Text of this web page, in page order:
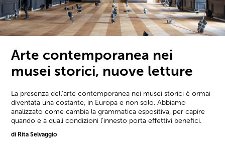
Arte contemporanea nei
musei storici, nuove letture
La presenza dell'arte contemporanea nei musei storici è ormai
diventata una costante, in Europa e non solo. Abbiamo
analizzato come cambia la grammatica espositiva, per capire
quando e a quali condizioni l'innesto porta effettivi benefici.
di Rita Selvaggio